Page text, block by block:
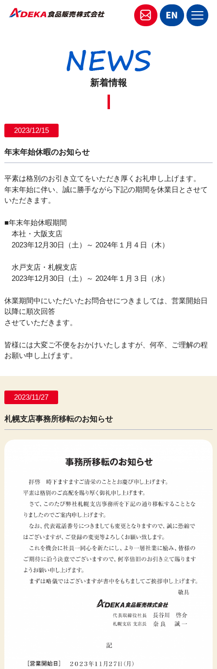
新着情報
2023/12/15
年末年始休暇のお知らせ
平素は格別のお引き立てをいただき厚くお礼申し上げます。
年末年始に伴い、誠に勝手ながら下記の期間を休業日とさせて
いただきます。
■年末年始休暇期間
本社・大阪支店
2023年12月30日（土）～ 2024年１月４日（木）
水戸支店・札幌支店
2023年12月30日（土）～ 2024年１月３日（水）
休業期間中にいただいたお問合せにつきましては、営業開始日
以降に順次回答
させていただきます。
皆様には大変ご不便をおかけいたしますが、何卒、ご理解の程
お願い申し上げます。
2023/11/27
札幌支店事務所移転のお知らせ